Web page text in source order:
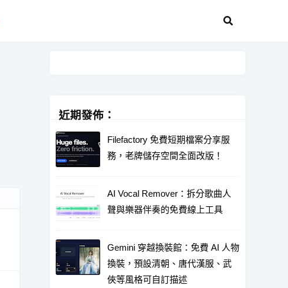
近期發佈：
Filefactory 免費短期檔案分享服
務，老牌儲存空間全面改版！
AI Vocal Remover：拆分歌曲人
聲與樂器伴奏的免費線上工具
Gemini 穿越換裝館：免費 AI 人物
換裝，預設清朝、唐代漢服、武
俠等風格可自訂描述